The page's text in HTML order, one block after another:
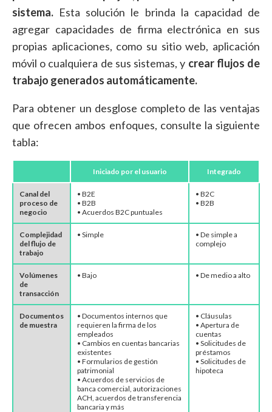
sistema. Esta solución le brinda la capacidad de
agregar capacidades de firma electrónica en sus
propias aplicaciones, como su sitio web, aplicación
móvil o cualquiera de sus sistemas, y crear flujos de
trabajo generados automáticamente.
Para obtener un desglose completo de las ventajas
que ofrecen ambos enfoques, consulte la siguiente
tabla:
Iniciado por el usuario Integrado
Canal del
proceso de
negocio
• B2E
• B2B
• Acuerdos B2C puntuales
• B2C
• B2B
Complejidad
del flujo de
trabajo
• Simple
• De simple a
complejo
Volúmenes
de
transacción
• Bajo • De medio a alto
Documentos
de muestra
• Documentos internos que
requieren la firma de los
empleados
• Cambios en cuentas bancarias
existentes
• Formularios de gestión
patrimonial
• Acuerdos de servicios de
banca comercial, autorizaciones
ACH, acuerdos de transferencia
bancaria y más
• Cláusulas
• Apertura de
cuentas
• Solicitudes de
préstamos
• Solicitudes de
hipoteca